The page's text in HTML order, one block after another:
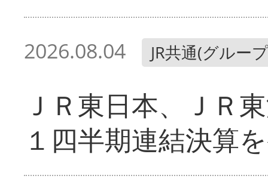
2026.08.04 JR共通(グルー
ＪＲ東日本、ＪＲ
１四半期連結決算